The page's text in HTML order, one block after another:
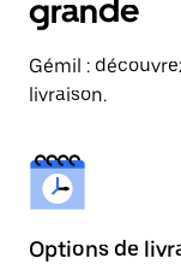
grande
Gémil :
livraison.
Options de